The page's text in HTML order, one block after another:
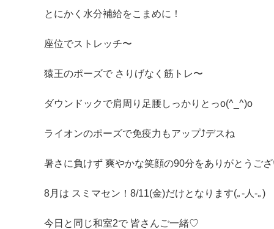
とにかく水分補給をこまめに！
座位でストレッチ〜
猿王のポーズで さりげなく筋トレ〜
ダウンドックで肩周り足腰しっかりとっo(^_^)o
ライオンのポーズで免疫力もアップ⤴︎デスね
暑さに負けず 爽やかな笑顔の90分をありがとうござ
8月は スミマセン！8/11(金)だけとなります(｡-人-｡)
今日と同じ和室2で 皆さんご一緒♡